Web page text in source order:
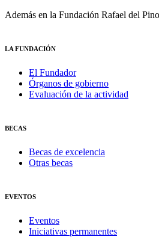
Además en la Fundación Rafael del Pino
LA FUNDACIÓN
El Fundador
Órganos de gobierno
Evaluación de la actividad
BECAS
Becas de excelencia
Otras becas
EVENTOS
Eventos
Iniciativas permanentes